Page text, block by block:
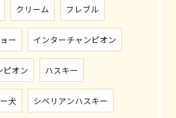
クリーム フレブル
ー インターチャンピオン
ピオン ハスキー
犬 シベリアンハスキー